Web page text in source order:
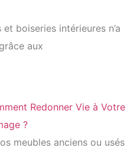
boiseries intérieures n’a
aux
Redonner Vie à Votre
?
meubles anciens ou usés